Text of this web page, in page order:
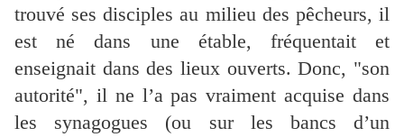
trouvé ses disciples au milieu des pêcheurs, il
est né dans une étable, fréquentait et
enseignait dans des lieux ouverts. Donc, "son
autorité", il ne l’a pas vraiment acquise dans
les synagogues (ou sur les bancs d’un